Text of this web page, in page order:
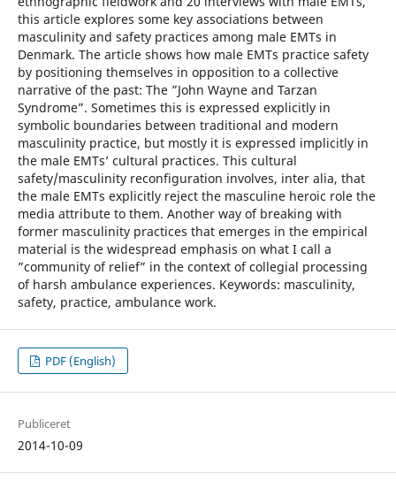
this article explores some key associations between
masculinity and safety practices among male EMTs in
Denmark. The article shows how male EMTs practice safety
by positioning themselves in opposition to a collective
narrative of the past: The ”John Wayne and Tarzan
Syndrome”. Sometimes this is expressed explicitly in
symbolic boundaries between traditional and modern
masculinity practice, but mostly it is expressed implicitly in
the male EMTs’ cultural practices. This cultural
safety/masculinity reconfiguration involves, inter alia, that
the male EMTs explicitly reject the masculine heroic role the
media attribute to them. Another way of breaking with
former masculinity practices that emerges in the empirical
material is the widespread emphasis on what I call a
”community of relief” in the context of collegial processing
of harsh ambulance experiences. Keywords: masculinity,
safety, practice, ambulance work.
PDF (English)
Publiceret
2014-10-09